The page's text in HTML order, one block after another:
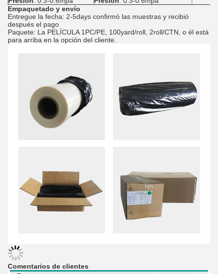
Empaquetado y envío
Entregue la fecha: 2-5days confirmó las muestras y recibió
después el pago
Paquete: La PELÍCULA 1PC/PE, 100yard/roll, 2roll/CTN, o él está
para arriba en la opción del cliente.
Comentarios de clientes